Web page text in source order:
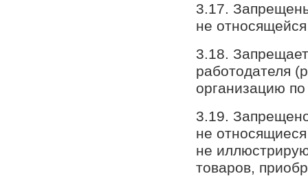
3.17.
не
3.18.
работодателя
организацию
3.19.
не
не
товаров,